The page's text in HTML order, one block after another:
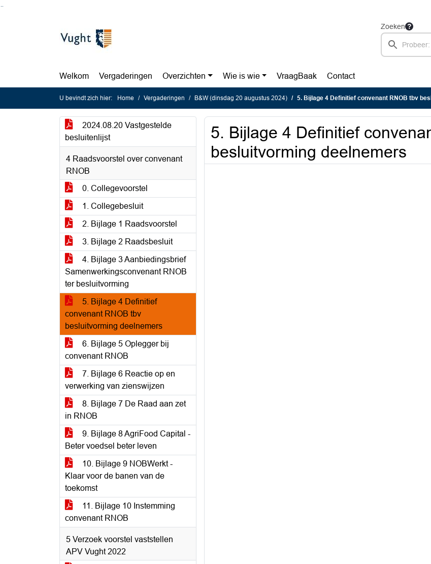
Zoeken
Welkom Vergaderingen Overzichten Wie is wie VraagBaak Contact
U bevindt zich hier: Home Vergaderingen B&W (dinsdag 20 augustus 2024) 5. Bijlage 4 Definitief convenant RNOB tbv
2024.08.20 Vastgestelde
besluitenlijst
4 Raadsvoorstel over convenant
RNOB
0. Collegevoorstel
1. Collegebesluit
2. Bijlage 1 Raadsvoorstel
3. Bijlage 2 Raadsbesluit
4. Bijlage 3 Aanbiedingsbrief
Samenwerkingsconvenant RNOB
ter besluitvorming
5. Bijlage 4 Definitief
convenant RNOB tbv
besluitvorming deelnemers
6. Bijlage 5 Oplegger bij
convenant RNOB
7. Bijlage 6 Reactie op en
verwerking van zienswijzen
8. Bijlage 7 De Raad aan zet
in RNOB
9. Bijlage 8 AgriFood Capital -
Beter voedsel beter leven
10. Bijlage 9 NOBWerkt -
Klaar voor de banen van de
toekomst
11. Bijlage 10 Instemming
convenant RNOB
5 Verzoek voorstel vaststellen
APV Vught 2022
5. Bijlage 4 Definitief
besluitvorming deelnemers